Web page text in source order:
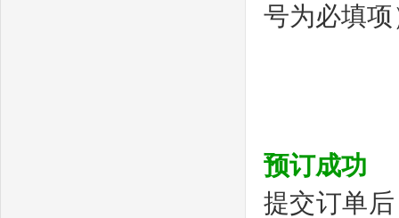
号为必填项
预订成功
提交订单